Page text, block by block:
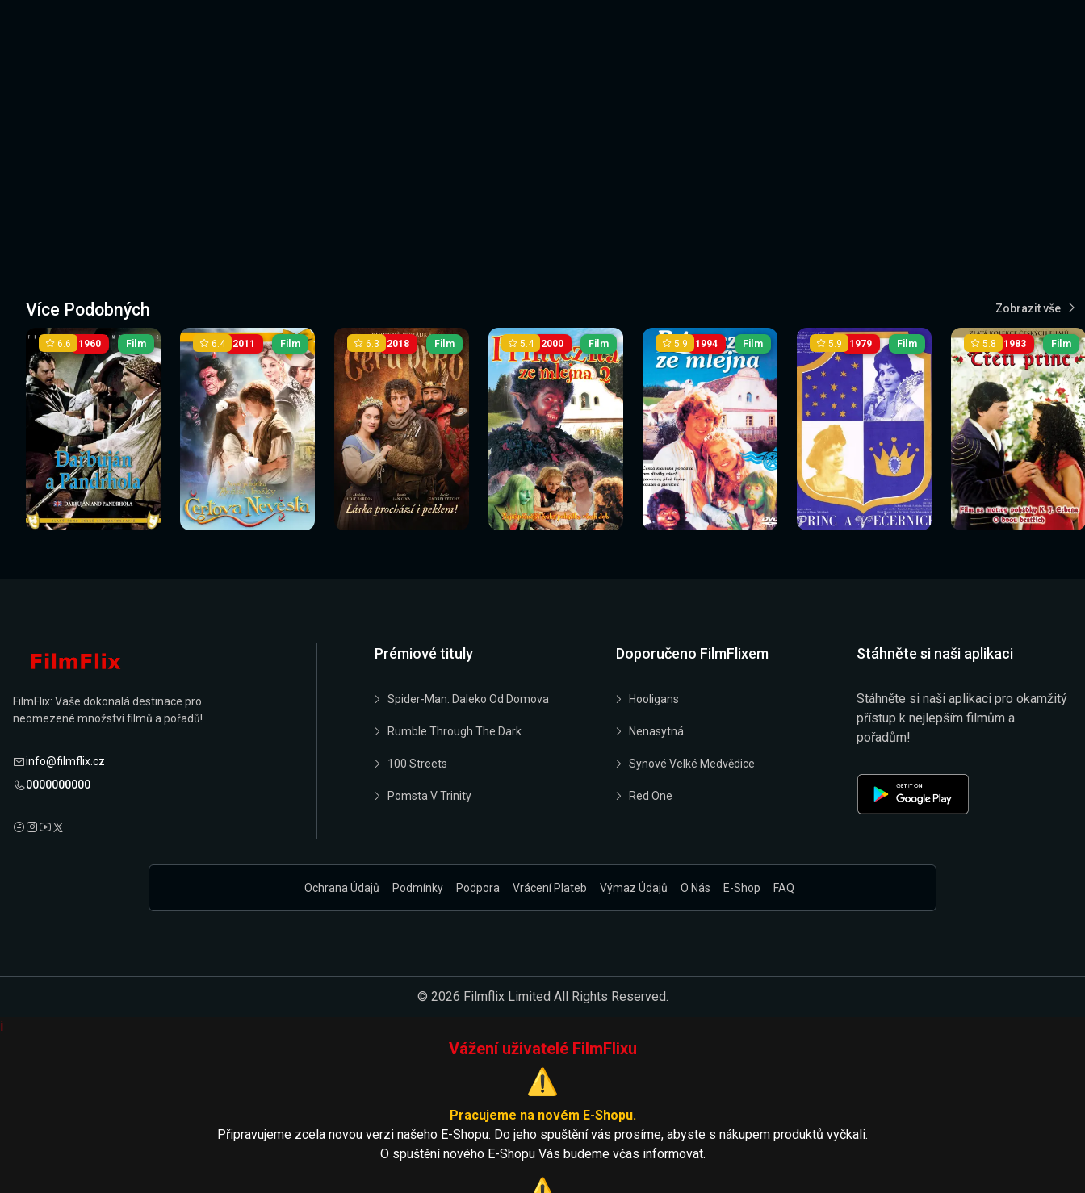
Více Podobných Zobrazit vše
1960
Sledovat
nyní
6.6 Film
Sledovat nyní
2011
Sledovat
nyní
6.4 Film
Sledovat nyní
2018
Sledovat
6.3 Film
Sledovat nyní
2000
Sledovat
nyní
5.4 Film
Sledovat nyní
1994
Sledovat
nyní
5.9 Film
Sledovat nyní
1979
Sledovat
nyní
5.9 Film
Sledovat nyní
1983
Sledovat
nyní
5.8 Film
Sledovat nyní
FilmFlix: Vaše dokonalá destinace pro
neomezené množství filmů a pořadů!
info@filmflix.cz
0000000000
Prémiové tituly
Spider-Man: Daleko Od Domova
Rumble Through The Dark
100 Streets
Pomsta V Trinity
Doporučeno FilmFlixem
Hooligans
Nenasytná
Synové Velké Medvědice
Red One
Stáhněte si naši aplikaci
Stáhněte si naši aplikaci pro okamžitý
přístup k nejlepším filmům a
pořadům!
Ochrana Údajů Podmínky Podpora Vrácení Plateb Výmaz Údajů O Nás E-Shop FAQ
© 2026 Filmflix Limited All Rights Reserved.
i
Vážení uživatelé FilmFlixu
⚠️
Pracujeme na novém E-Shopu.
Připravujeme zcela novou verzi našeho E-Shopu. Do jeho spuštění vás prosíme, abyste s nákupem produktů vyčkali.
O spuštění nového E-Shopu Vás budeme včas informovat.